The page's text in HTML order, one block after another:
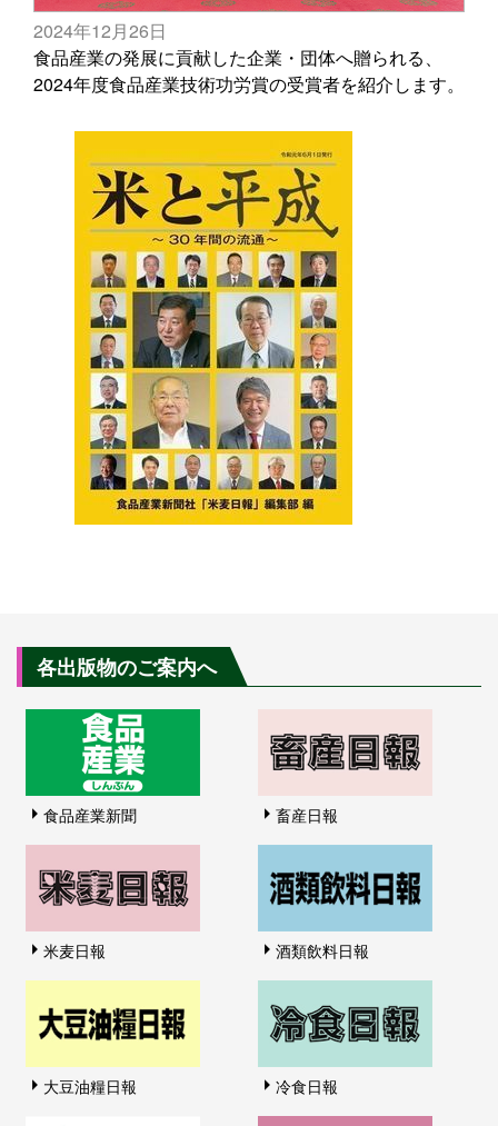
2024年12月26日
食品産業の発展に貢献した企業・団体へ贈られる、
2024年度食品産業技術功労賞の受賞者を紹介します。
各出版物のご案内へ
食品産業新聞 畜産日報
米麦日報 酒類飲料日報
大豆油糧日報 冷食日報